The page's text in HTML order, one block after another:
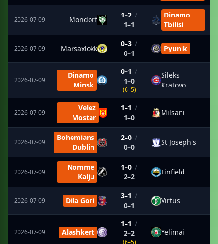
2026-07-09 Mondorf
1–2 /
1–1
Dinamo
Tbilisi
2026-07-09 Marsaxlokk
0–3 /
0–1
Pyunik
2026-07-09
Dinamo
Minsk
0–1 /
1–0
(6–5)
Sileks
Kratovo
2026-07-09
Velez
Mostar
1–1 /
1–0
Milsani
2026-07-09
Bohemians
Dublin
2–0 /
0–0
St Joseph's
2026-07-09
Nomme
Kalju
1–0 /
2–2
Linfield
2026-07-09 Dila Gori
3–1 /
0–1
Virtus
2026-07-09 Alashkert
1–1 /
2–2
(6–5)
Yelimai